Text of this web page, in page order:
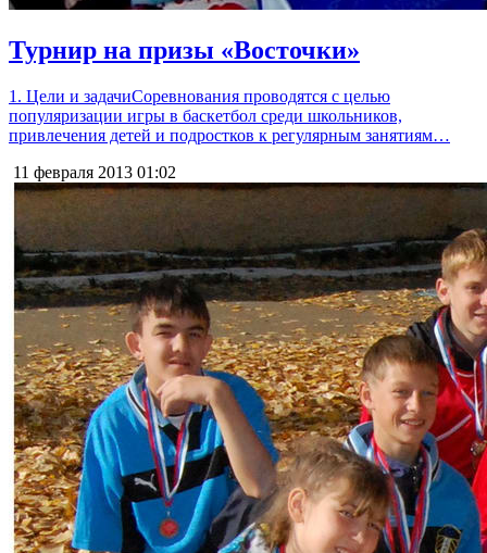
Турнир на призы «Восточки»
1. Цели и задачиСоревнования проводятся с целью
популяризации игры в баскетбол среди школьников,
привлечения детей и подростков к регулярным занятиям…
11 февраля 2013 01:02